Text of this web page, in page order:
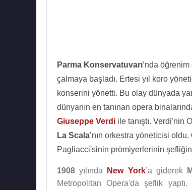
Parma Konservatuvarı’nda
çalmaya başladı. Ertesi yıl koro
konserini yönetti. Bu olay dünyada
dünyanın en tanınan opera
Giuseppe Verdi ile tanıştı. Verdi'nin
La Scala’nın orkestra yöneticisi oldu.
Pagliacci'sinin prömiyerlerinin
1908 yılında New York’a giderek
Metropolitan Opera'da şeflik yaptı.